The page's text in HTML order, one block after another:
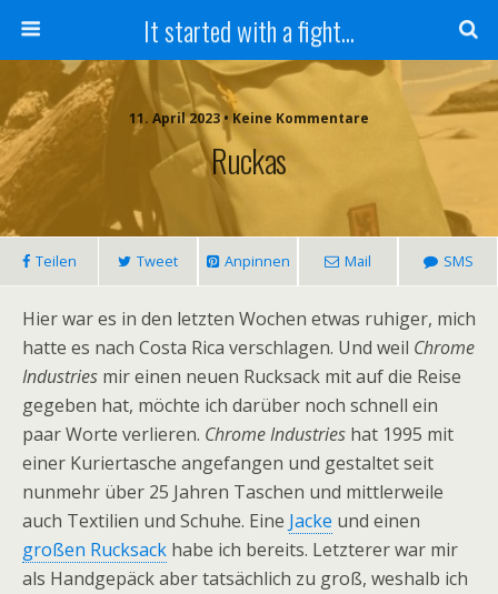
It started with a fight...
11. April 2023 • Keine Kommentare
Ruckas
Teilen Tweet Anpinnen Mail SMS
Hier war es in den letzten Wochen etwas ruhiger, mich
hatte es nach Costa Rica verschlagen. Und weil Chrome
Industries mir einen neuen Rucksack mit auf die Reise
gegeben hat, möchte ich darüber noch schnell ein
paar Worte verlieren. Chrome Industries hat 1995 mit
einer Kuriertasche angefangen und gestaltet seit
nunmehr über 25 Jahren Taschen und mittlerweile
auch Textilien und Schuhe. Eine Jacke und einen
großen Rucksack habe ich bereits. Letzterer war mir
als Handgepäck aber tatsächlich zu groß, weshalb ich